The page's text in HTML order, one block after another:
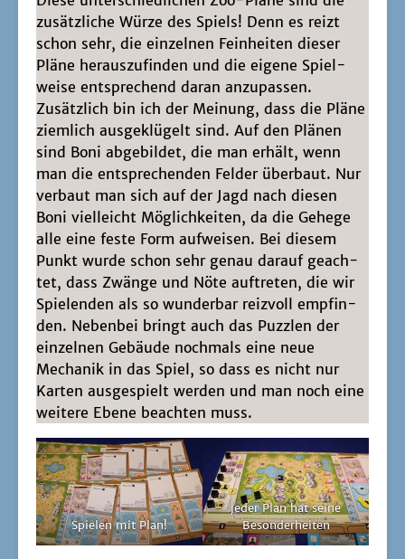
zusätz­li­che Wür­ze des Spiels! Denn es reizt
schon sehr, die ein­zel­nen Fein­hei­ten die­ser
Plä­ne her­aus­zu­fin­den und die eige­ne Spiel­
wei­se ent­spre­chend dar­an anzu­pas­sen.
Zusätz­lich bin ich der Mei­nung, dass die Plä­ne
ziem­lich aus­ge­klü­gelt sind. Auf den Plä­nen
sind Boni abge­bil­det, die man erhält, wenn
man die ent­spre­chen­den Fel­der über­baut. Nur
ver­baut man sich auf der Jagd nach die­sen
Boni viel­leicht Mög­lich­kei­ten, da die Gehe­ge
alle eine fes­te Form auf­wei­sen. Bei die­sem
Punkt wur­de schon sehr genau dar­auf geach­
tet, dass Zwän­ge und Nöte auf­tre­ten, die wir
Spie­len­den als so wun­der­bar reiz­voll emp­fin­
den. Neben­bei bringt auch das Puz­zlen der
ein­zel­nen Gebäu­de noch­mals eine neue
Mecha­nik in das Spiel, so dass es nicht nur
Kar­ten aus­ge­spielt wer­den und man noch eine
wei­te­re Ebe­ne beach­ten muss.
Spie­len mit Plan!
jeder Plan hat sei­ne
Besonderheiten